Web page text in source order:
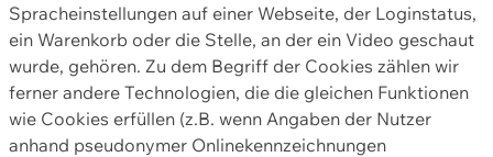
Spracheinstellungen auf einer Webseite, der Loginstatus,
ein Warenkorb oder die Stelle, an der ein Video geschaut
wurde, gehören. Zu dem Begriff der Cookies zählen wir
ferner andere Technologien, die die gleichen Funktionen
wie Cookies erfüllen (z.B. wenn Angaben der Nutzer
anhand pseudonymer Onlinekennzeichnungen